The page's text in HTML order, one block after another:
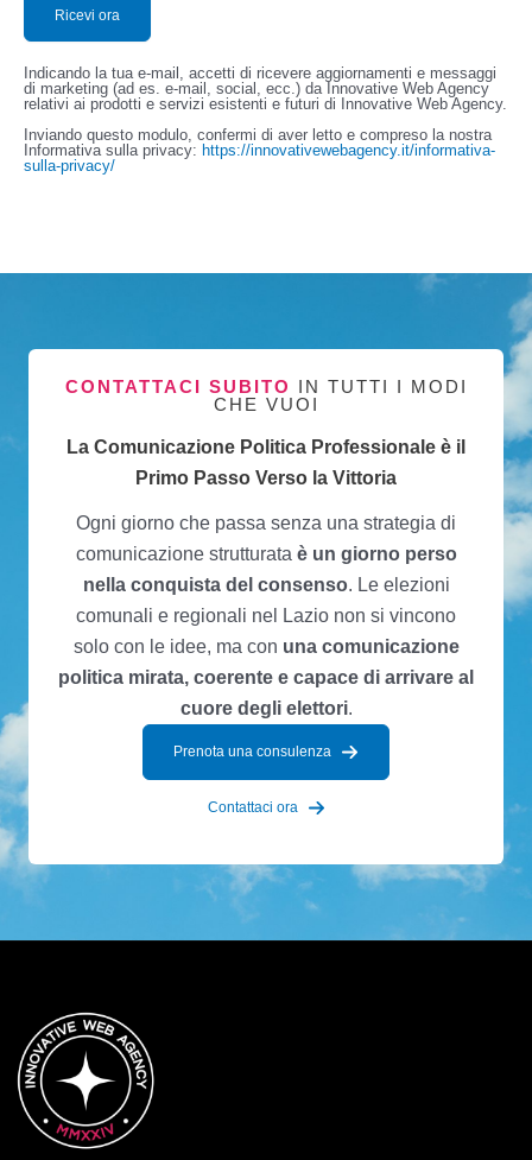
Indicando la tua e-mail, accetti di ricevere aggiornamenti e messaggi
di marketing (ad es. e-mail, social, ecc.) da Innovative Web Agency
relativi ai prodotti e servizi esistenti e futuri di Innovative Web Agency.
Inviando questo modulo, confermi di aver letto e compreso la nostra
Informativa sulla privacy: https://innovativewebagency.it/informativa-
sulla-privacy/
CONTATTACI SUBITO IN TUTTI I MODI
CHE VUOI
La Comunicazione Politica Professionale è il
Primo Passo Verso la Vittoria
Ogni giorno che passa senza una strategia di
comunicazione strutturata è un giorno perso
nella conquista del consenso. Le elezioni
comunali e regionali nel Lazio non si vincono
solo con le idee, ma con una comunicazione
politica mirata, coerente e capace di arrivare al
cuore degli elettori.
Prenota una consulenza
Contattaci ora